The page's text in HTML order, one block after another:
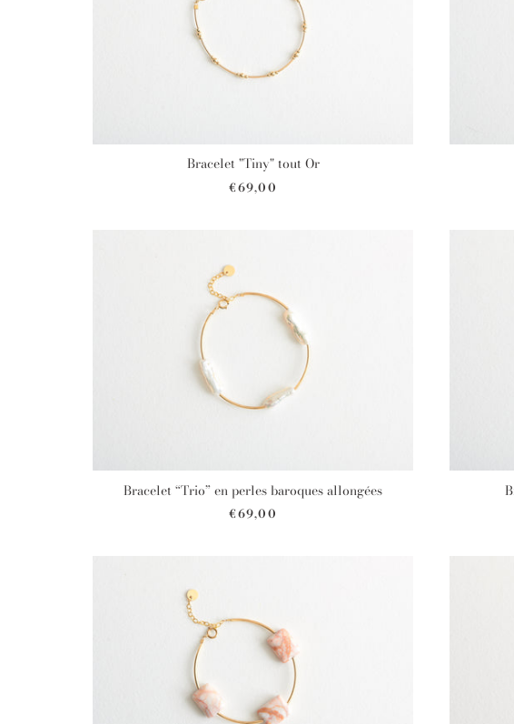
Bracelet "Tiny" tout Or
€69,00
Bracelet “Trio” en perles baroques allongées
€69,00